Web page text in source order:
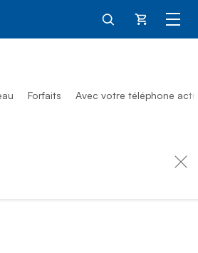
Panier
Forfaits Avec votre téléphone
montres,